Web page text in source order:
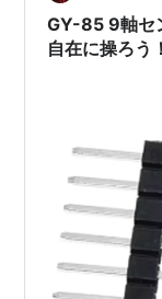
GY-85 9軸セ
自在に操ろう！